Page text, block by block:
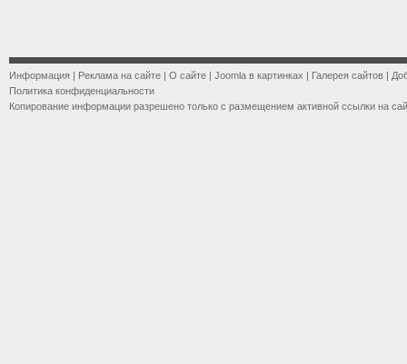
Информация | Реклама на сайте | О сайте | Joomla в картинках | Галерея сайтов |
Политика конфиденциальности
Копирование информации разрешено только с размещением активной ссылки на